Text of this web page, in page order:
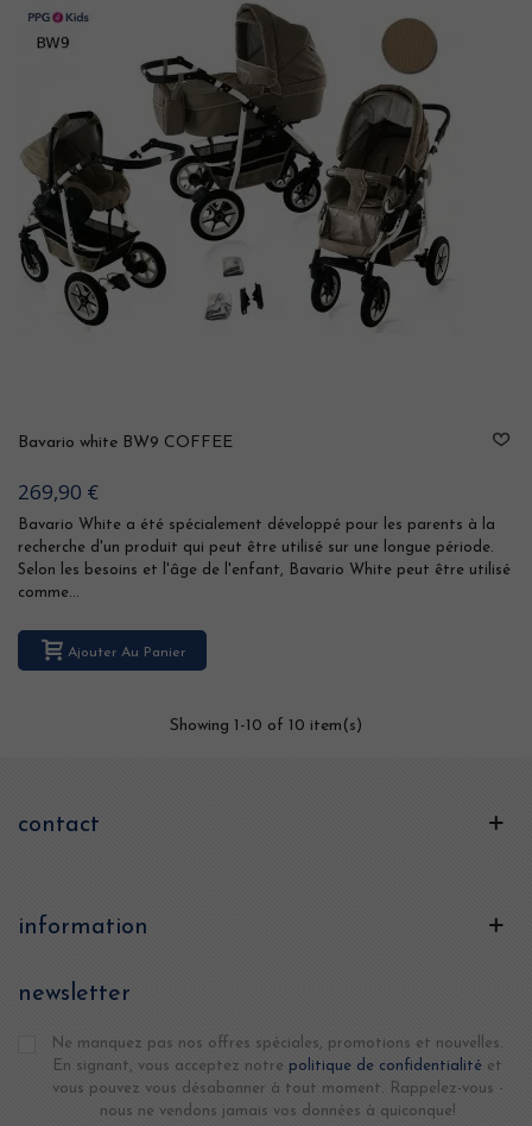
Bavario white BW9 COFFEE
269,90 €
Bavario White a été spécialement développé pour les parents à la
recherche d'un produit qui peut être utilisé sur une longue période.
Selon les besoins et l'âge de l'enfant, Bavario White peut être utilisé
comme...
Ajouter Au Panier
Showing 1 -10 of 10 item(s)
contact
information
newsletter
Ne manquez pas nos offres spéciales, promotions et nouvelles.
En signant, vous acceptez notre politique de confidentialité et
vous pouvez vous désabonner à tout moment. Rappelez-vous -
nous ne vendons jamais vos données à quiconque!